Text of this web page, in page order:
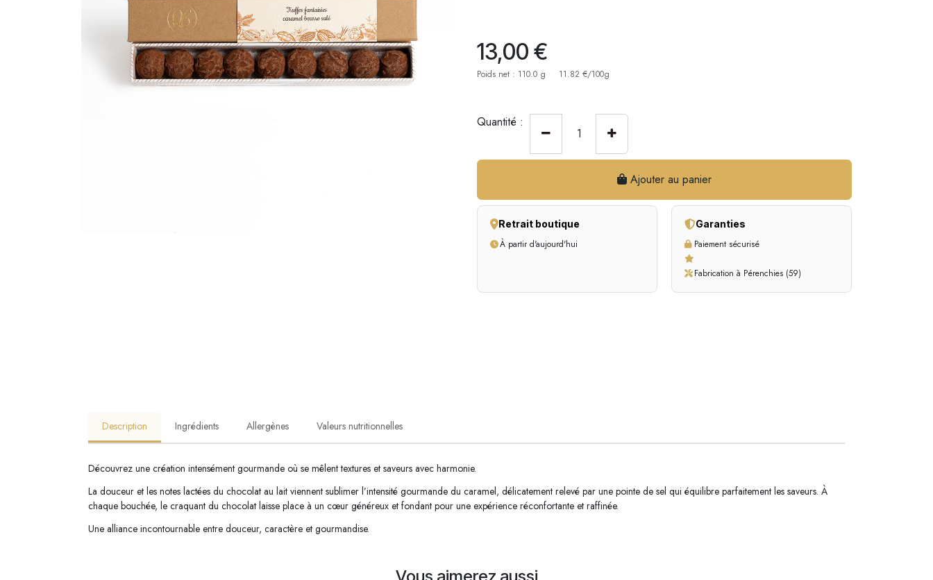
13,00 €
Poids net : 110.0 g 11.82 €/100g
Quantité :
Ajouter au panier
Retrait boutique
À partir d'aujourd'hui
Garanties
Paiement sécurisé
Fabrication à Pérenchies (59)
Description Ingrédients Allergènes Valeurs nutritionnelles
Découvrez une création intensément gourmande où se mêlent textures et saveurs avec harmonie.
La douceur et les notes lactées du chocolat au lait viennent sublimer l’intensité gourmande du caramel, délicatement relevé par une pointe de sel qui équilibre parfaitement les saveurs. À
chaque bouchée, le craquant du chocolat laisse place à un cœur généreux et fondant pour une expérience réconfortante et raffinée.
Une alliance incontournable entre douceur, caractère et gourmandise.